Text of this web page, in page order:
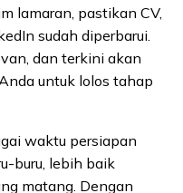
lamaran, pastikan CV,
sudah diperbarui.
dan terkini akan
untuk lolos tahap
waktu persiapan
buru, lebih baik
matang. Dengan